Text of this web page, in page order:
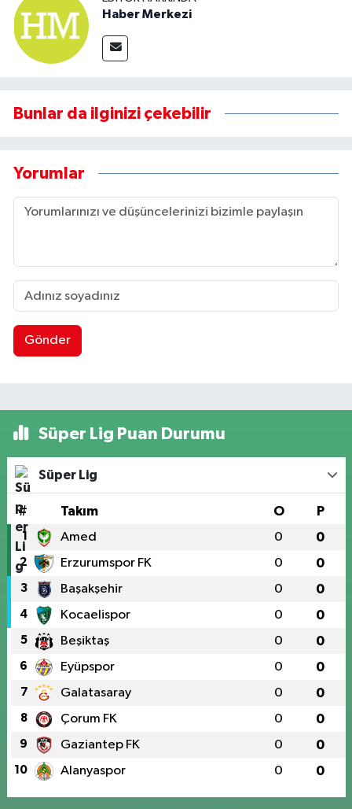
Haber Merkezi
Bunlar da ilginizi çekebilir
Yorumlar
Gönder
Süper Lig Puan Durumu
Süper Lig
# Takım O P
1 Amed 0 0
2 Erzurumspor FK 0 0
3 Başakşehir 0 0
4 Kocaelispor 0 0
5 Beşiktaş 0 0
6 Eyüpspor 0 0
7 Galatasaray 0 0
8 Çorum FK 0 0
9 Gaziantep FK 0 0
10 Alanyaspor 0 0